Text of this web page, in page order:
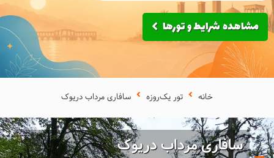
مشاهده شرایط و تورها
خانه تور یک‌روزه سافاری مرداب دریوک
سافاری مرداب دریوک